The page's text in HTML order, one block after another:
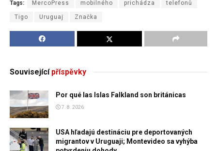
Tags: MercoPress mobilného prichádza telefonů
Tigo Uruguaj Značka
Souvisejícípříspěvky
Por qué las Islas Falkland son británicas
7. 8. 2026
USA hľadajú destináciu pre deportovaných
migrantov v Uruguaji; Montevideo sa vyhýba